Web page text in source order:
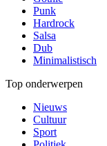
Punk
Hardrock
Salsa
Dub
Minimalistisch
Top onderwerpen
Nieuws
Cultuur
Sport